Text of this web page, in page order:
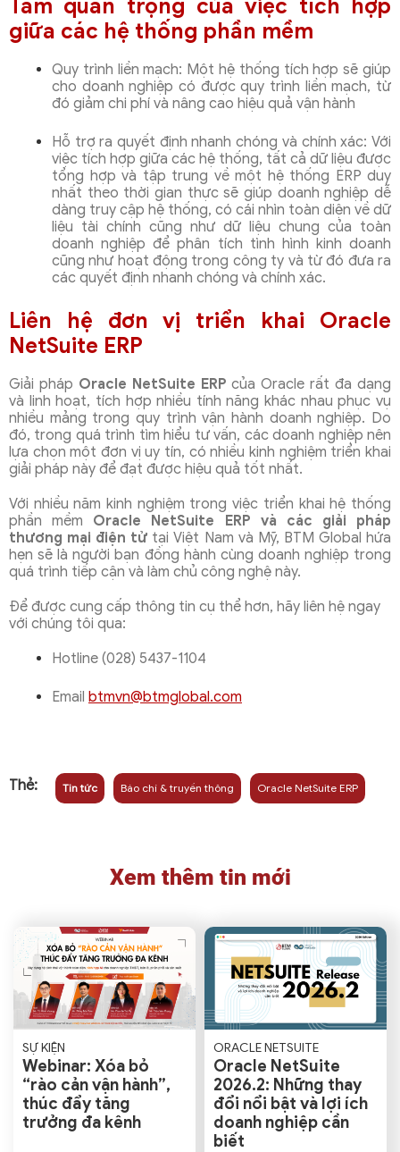
Tầm quan trọng của việc tích hợp
giữa các hệ thống phần mềm
Quy trình liền mạch: Một hệ thống tích hợp sẽ giúp
cho doanh nghiệp có được quy trình liền mạch, từ
đó giảm chi phí và nâng cao hiệu quả vận hành
Hỗ trợ ra quyết định nhanh chóng và chính xác: Với
việc tích hợp giữa các hệ thống, tất cả dữ liệu được
tổng hợp và tập trung về một hệ thống ERP duy
nhất theo thời gian thực sẽ giúp doanh nghiệp dễ
dàng truy cập hệ thống, có cái nhìn toàn diện về dữ
liệu tài chính cũng như dữ liệu chung của toàn
doanh nghiệp để phân tích tình hình kinh doanh
cũng như hoạt động trong công ty và từ đó đưa ra
các quyết định nhanh chóng và chính xác.
Liên hệ đơn vị triển khai Oracle
NetSuite ERP
Giải pháp Oracle NetSuite ERP của Oracle rất đa dạng
và linh hoạt, tích hợp nhiều tính năng khác nhau phục vụ
nhiều mảng trong quy trình vận hành doanh nghiệp. Do
đó, trong quá trình tìm hiểu tư vấn, các doanh nghiệp nên
lựa chọn một đơn vị uy tín, có nhiều kinh nghiệm triển khai
giải pháp này để đạt được hiệu quả tốt nhất.
Với nhiều năm kinh nghiệm trong việc triển khai hệ thống
phần mềm Oracle
NetSuite ERP và các giải pháp
thương mại điện tử tại Việt Nam và Mỹ, BTM Global hứa
hẹn sẽ là người bạn đồng hành cùng doanh nghiệp trong
quá trình tiếp cận và làm chủ công nghệ này.
Để được cung cấp thông tin cụ thể hơn, hãy liên hệ ngay
với chúng tôi qua:
Hotline (028) 5437-1104
Email btmvn@btmglobal.com
Thẻ: Tin tức Báo chí & truyền thông Oracle NetSuite ERP
Xem thêm tin mới
SỰ KIỆN
Webinar: Xóa bỏ
“rào cản vận hành”,
thúc đẩy tăng
trưởng đa kênh
ORACLE NETSUITE
Oracle NetSuite
2026.2: Những thay
đổi nổi bật và lợi ích
doanh nghiệp cần
biết